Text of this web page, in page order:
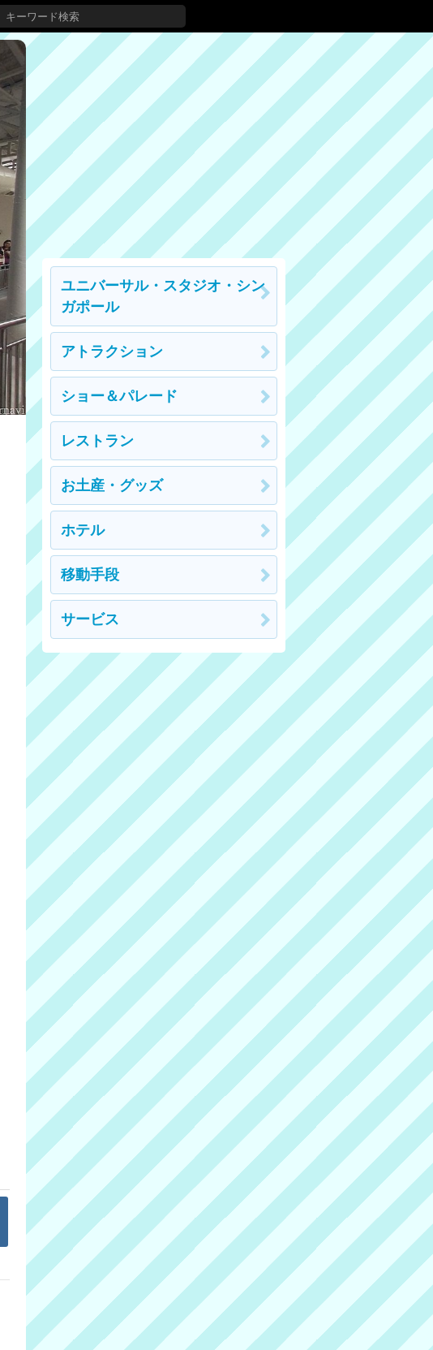
ユニバーサル・スタジオ・シン
ガポール
アトラクション
ショー＆パレード
レストラン
お土産・グッズ
ホテル
移動手段
サービス